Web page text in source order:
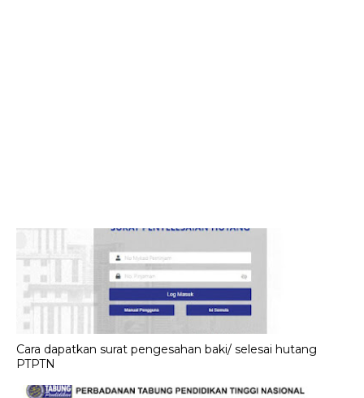
Cara dapatkan surat pengesahan baki/ selesai hutang
PTPTN